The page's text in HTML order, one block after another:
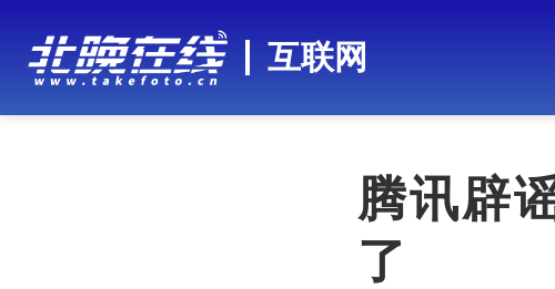
互联网
腾讯辟
了